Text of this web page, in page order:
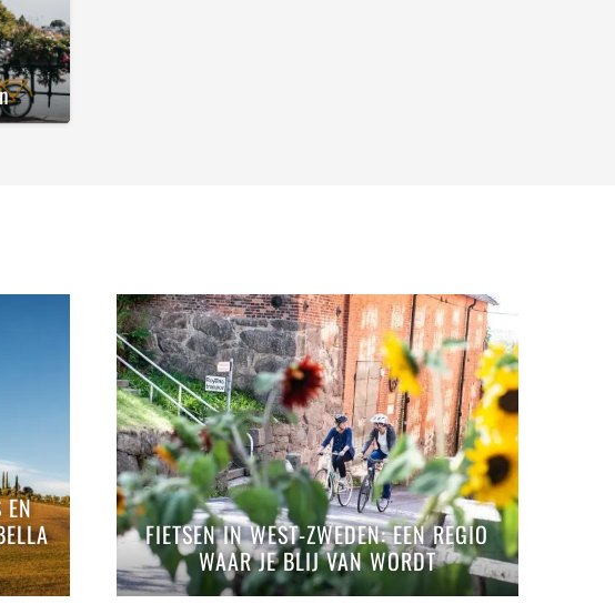
EN
FIETSEN IN WEST-ZWEDEN: EEN REGIO
WAAR JE BLIJ VAN WORDT